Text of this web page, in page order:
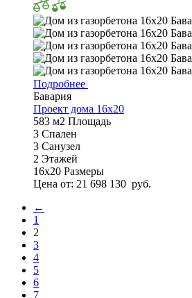
Подробнее
Бавария
Проект дома 16х20
583 м2 Площадь
3 Спален
3 Санузел
2 Этажей
16х20 Размеры
Цена от: 21 698 130 руб.
←
1
2
3
4
5
6
7